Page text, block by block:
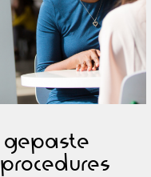
gepaste